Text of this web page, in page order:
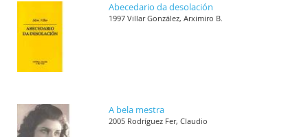
Abecedario da desolación
1997 Villar González, Arximiro B.
A bela mestra
2005 Rodríguez Fer, Claudio